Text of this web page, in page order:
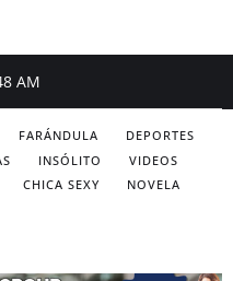
AM
FARÁNDULA
DEPORTES
INSÓLITO
VIDEOS
CHICA SEXY NOVELA